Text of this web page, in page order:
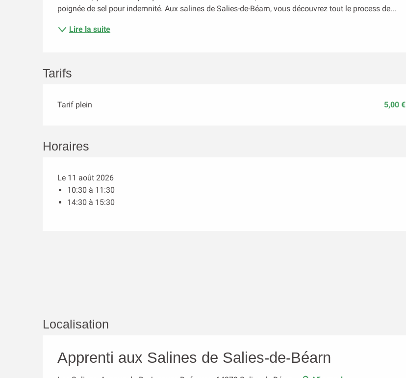
poignée de sel pour indemnité. Aux salines de Salies-de-Béarn, vous découvrez tout le process de...
Lire la suite
Tarifs
Tarif plein 5,00 €
Horaires
Le 11 août 2026
10:30 à 11:30
14:30 à 15:30
Localisation
Apprenti aux Salines de Salies-de-Béarn